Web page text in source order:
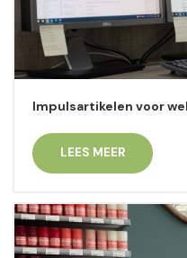
Impulsartikelen voor
LEES MEER